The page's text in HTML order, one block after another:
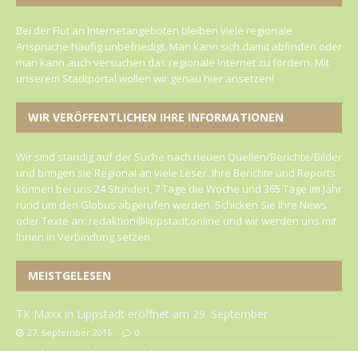
Bei der Flut an Internetangeboten bleiben viele regionale
Ansprüche häufig unbefriedigt. Man kann sich damit abfinden oder
man kann auch versuchen das regionale Internet zu fördern. Mit
unserem Stadtportal wollen wir genau hier ansetzen!
WIR VERÖFFENTLICHEN IHRE INFORMATIONEN
Wir sind ständig auf der Suche nach neuen Quellen/Berichte/Bilder
und bringen sie Regional an viele Leser. Ihre Berichte und Reports
können bei uns 24 Stunden, 7 Tage die Woche und 365 Tage im Jahr
rund um den Globus abgerufen werden. Schicken Sie Ihre News
oder Texte an: redaktion@lippstadt.online und wir werden uns mit
Ihnen in Verbindung setzen
MEISTGELESEN
TK Maxx in Lippstadt eröffnet am 29. September
27. September 2016 0